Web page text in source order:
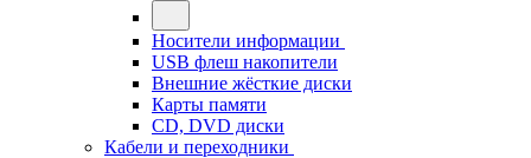
Носители информации
USB флеш накопители
Внешние жёсткие диски
Карты памяти
CD, DVD диски
Кабели и переходники